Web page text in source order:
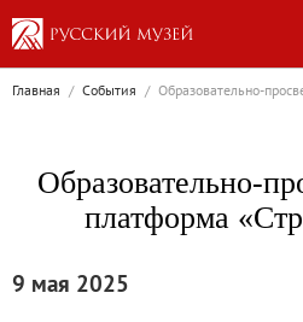
Выставки
Пётр
Иван Шишкин.
Главная / События / Образовательно-
Образовательно-
платформа
9 мая 2025